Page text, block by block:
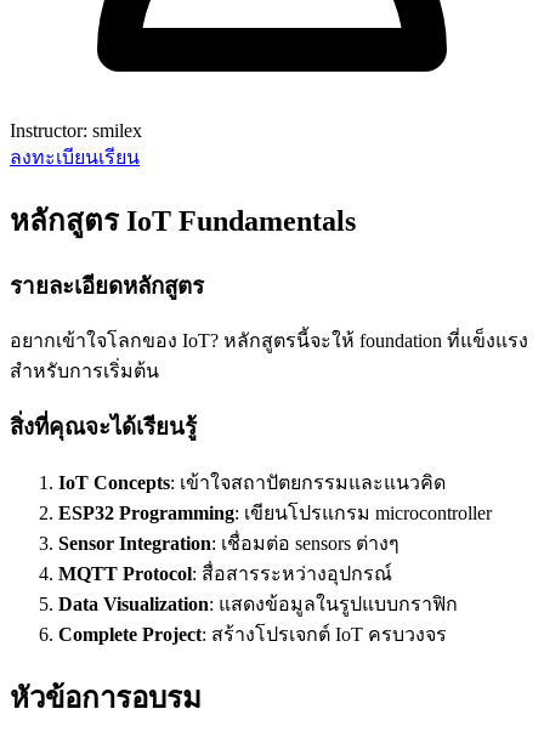
Instructor: smilex
ลงทะเบียนเรียน
หลักสูตร IoT Fundamentals
รายละเอียดหลักสูตร
อยากเข้าใจโลกของ IoT? หลักสูตรนี้จะให้ foundation ที่แข็งแรง
สำหรับการเริ่มต้น
สิ่งที่คุณจะได้เรียนรู้
IoT Concepts: เข้าใจสถาปัตยกรรมและแนวคิด
ESP32 Programming: เขียนโปรแกรม microcontroller
Sensor Integration: เชื่อมต่อ sensors ต่างๆ
MQTT Protocol: สื่อสารระหว่างอุปกรณ์
Data Visualization: แสดงข้อมูลในรูปแบบกราฟิก
Complete Project: สร้างโปรเจกต์ IoT ครบวงจร
หัวข้อการอบรม